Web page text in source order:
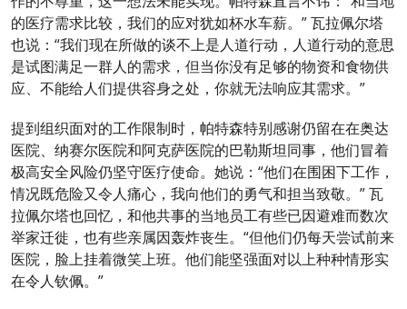
的医疗需求比较，我们的应对犹如杯水车薪。” 瓦拉佩尔塔
也说：“我们现在所做的谈不上是人道行动，人道行动的意思
是试图满足一群人的需求，但当你没有足够的物资和食物供
应、不能给人们提供容身之处，你就无法响应其需求。”
提到组织面对的工作限制时，帕特森特别感谢仍留在在奥达
医院、纳赛尔医院和阿克萨医院的巴勒斯坦同事，他们冒着
极高安全风险仍坚守医疗使命。她说：“他们在围困下工作，
情况既危险又令人痛心，我向他们的勇气和担当致敬。” 瓦
拉佩尔塔也回忆，和他共事的当地员工有些已因避难而数次
举家迁徙，也有些亲属因轰炸丧生。“但他们仍每天尝试前来
医院，脸上挂着微笑上班。他们能坚强面对以上种种情形实
在令人钦佩。”